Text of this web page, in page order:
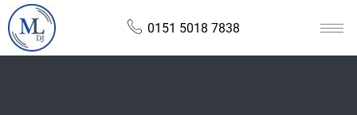
0151 5018 7838